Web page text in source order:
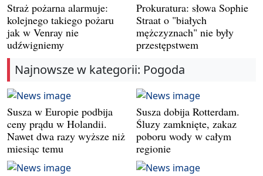
Straż pożarna alarmuje:
kolejnego takiego pożaru
jak w Venray nie
udźwigniemy
Prokuratura: słowa Sophie
Straat o "białych
mężczyznach" nie były
przestępstwem
Najnowsze w kategorii: Pogoda
Susza w Europie podbija
ceny prądu w Holandii.
Nawet dwa razy wyższe niż
miesiąc temu
Susza dobija Rotterdam.
Śluzy zamknięte, zakaz
poboru wody w całym
regionie